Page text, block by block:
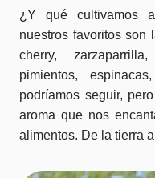
¿Y qué cultivamos
nuestros favoritos son
cherry,
pimientos,
podríamos seguir,
aroma que nos
alimentos. De la tierra